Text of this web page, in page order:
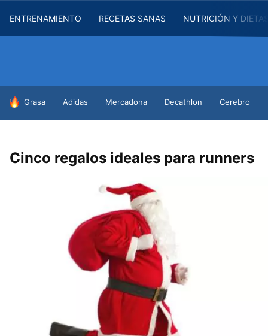
ENTRENAMIENTO RECETAS SANAS NUTRICIÓN Y
HOY SE HABLA DE
Grasa Adidas Mercadona Decathlon Cerebro
Cinco regalos ideales para runners